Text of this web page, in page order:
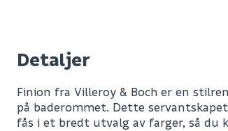
Detaljer
Finion fra Villeroy & Boch er en
på baderommet. Dette
fås i et bredt utvalg av farger, så du